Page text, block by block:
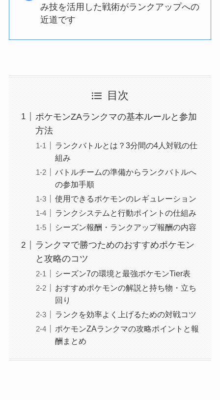
み技を活用した戦術がランクアップへの
近道です
目次
ポケモンZAランクマの基本ルールと参加
方法
ランクバトルとは？3分間の4人対戦の仕
組み
バトルチームの準備からランクバトルへ
の参加手順
使用できるポケモンのレギュレーション
ランクシステムと行動ポイントの仕組み
シーズン報酬・ランクアップ報酬の内容
ランクマで勝つためのおすすめポケモン
と攻略のコツ
シーズン7の環境と最強ポケモンTier表
おすすめポケモンの解説と持ち物・立ち
回り
ランクを効率よく上げるための対戦コツ
ポケモンZAランクマの攻略ポイントと報
酬まとめ